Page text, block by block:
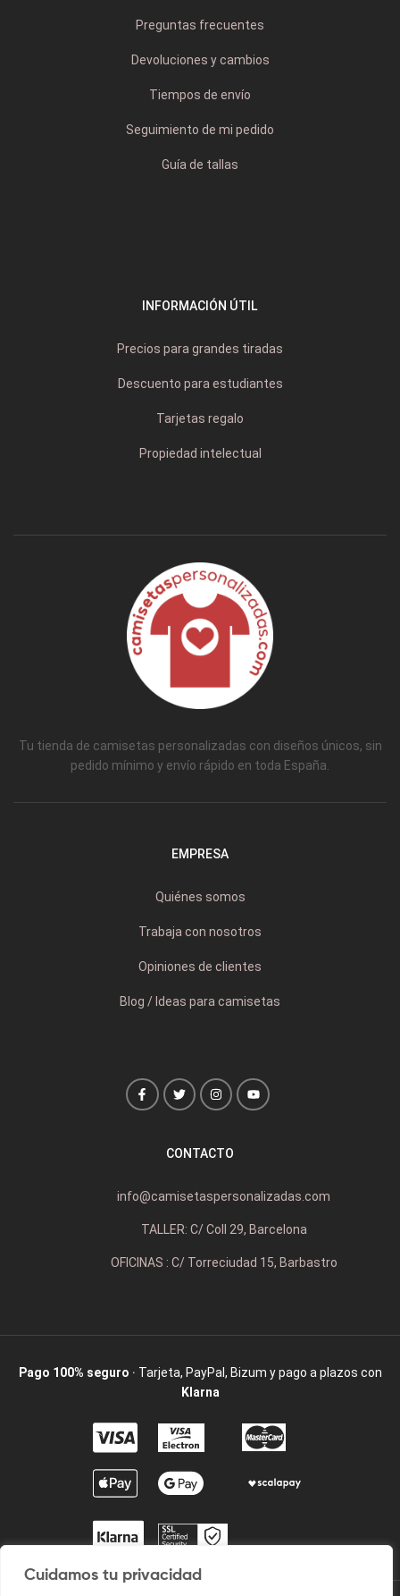
Cuidamos tu privacidad
Preguntas frecuentes
Devoluciones y cambios
Tiempos de envío
Seguimiento de mi pedido
Guía de tallas
INFORMACIÓN ÚTIL
Precios para grandes tiradas
Descuento para estudiantes
Tarjetas regalo
Propiedad intelectual
Tu tienda de camisetas personalizadas con diseños únicos, sin
pedido mínimo y envío rápido en toda España.
EMPRESA
Quiénes somos
Trabaja con nosotros
Opiniones de clientes
Blog / Ideas para camisetas
CONTACTO
info@camisetaspersonalizadas.com
TALLER: C/ Coll 29, Barcelona
OFICINAS : C/ Torreciudad 15, Barbastro
Pago 100% seguro · Tarjeta, PayPal, Bizum y pago a plazos con
Klarna